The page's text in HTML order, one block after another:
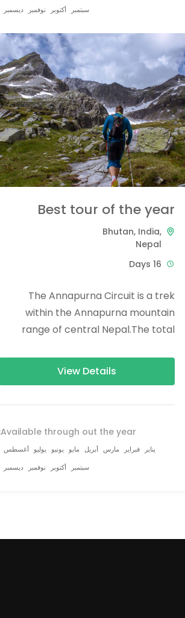
سبتمبر
أكتوبر نوفمبر ديسمبر
Best tour of the year
Bhutan, India,
Nepal
16 Days
The Annapurna Circuit is a trek
within the Annapurna mountain
range of central Nepal.The total
160–230 km (100-145 mi),...
View Details
Available through out the year:
يناير فبراير مارس أبريل مايو يونيو يوليو أغسطس
سبتمبر
أكتوبر نوفمبر ديسمبر